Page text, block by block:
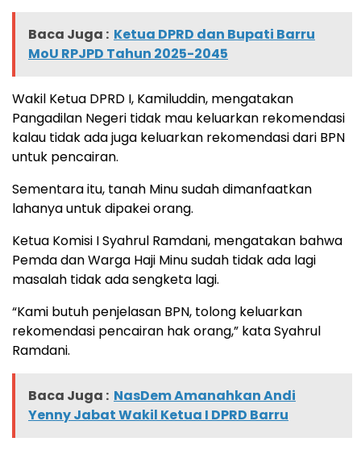
Baca Juga : Ketua DPRD dan Bupati Barru
MoU RPJPD Tahun 2025-2045
Wakil Ketua DPRD I, Kamiluddin, mengatakan
Pangadilan Negeri tidak mau keluarkan rekomendasi
kalau tidak ada juga keluarkan rekomendasi dari BPN
untuk pencairan.
Sementara itu, tanah Minu sudah dimanfaatkan
lahanya untuk dipakei orang.
Ketua Komisi I Syahrul Ramdani, mengatakan bahwa
Pemda dan Warga Haji Minu sudah tidak ada lagi
masalah tidak ada sengketa lagi.
“Kami butuh penjelasan BPN, tolong keluarkan
rekomendasi pencairan hak orang,” kata Syahrul
Ramdani.
Baca Juga : NasDem Amanahkan Andi
Yenny Jabat Wakil Ketua I DPRD Barru